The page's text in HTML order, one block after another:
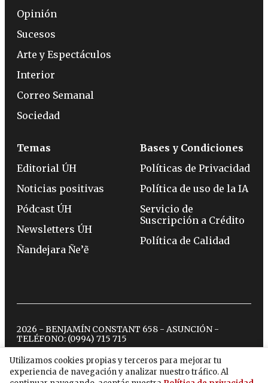
Utilizamos cookies propias y terceros para mejorar tu
experiencia de navegación y analizar nuestro tráfico. Al
Opinión
Sucesos
Arte y Espectáculos
Interior
Correo Semanal
Sociedad
Temas
Editorial ÚH
Noticias positivas
Pódcast ÚH
Newsletters ÚH
Ñandejara Ñe’ẽ
Bases y Condiciones
Políticas de Privacidad
Política de uso de la IA
Servicio de
Suscripción a Crédito
Política de Calidad
2026 - BENJAMÍN CONSTANT 658 - ASUNCIÓN -
TELÉFONO: (0994) 715 715
twitterinstagram
facebook
tiktokyoutubespotify